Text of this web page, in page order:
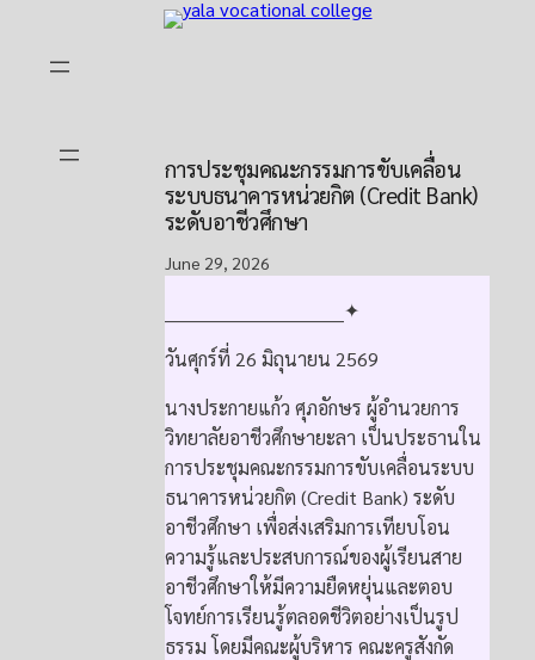
การประชุมคณะกรรมการขับเคลื่อน
ระบบธนาคารหน่วยกิต (Credit Bank)
ระดับอาชีวศึกษา
June 29, 2026
______________________________✦
วันศุกร์ที่ 26 มิถุนายน 2569
นางประกายแก้ว ศุภอักษร ผู้อำนวยการ
วิทยาลัยอาชีวศึกษายะลา เป็นประธานใน
การประชุมคณะกรรมการขับเคลื่อนระบบ
ธนาคารหน่วยกิต (Credit Bank) ระดับ
อาชีวศึกษา เพื่อส่งเสริมการเทียบโอน
ความรู้และประสบการณ์ของผู้เรียนสาย
อาชีวศึกษาให้มีความยืดหยุ่นและตอบ
โจทย์การเรียนรู้ตลอดชีวิตอย่างเป็นรูป
ธรรม โดยมีคณะผู้บริหาร คณะครูสังกัด